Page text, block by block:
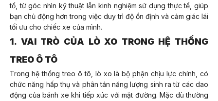
tố, từ góc nhìn kỹ thuật lẫn kinh nghiệm sử dụng thực tế, giúp
bạn chủ động hơn trong việc duy trì độ ổn định và cảm giác lái
tối ưu cho chiếc xe của mình.
1. VAI TRÒ CỦA LÒ XO TRONG HỆ THỐNG
TREO Ô TÔ
Trong hệ thống treo ô tô, lò xo là bộ phận chịu lực chính, có
chức năng hấp thụ và phân tán năng lượng sinh ra từ các dao
động của bánh xe khi tiếp xúc với mặt đường. Mặc dù thường